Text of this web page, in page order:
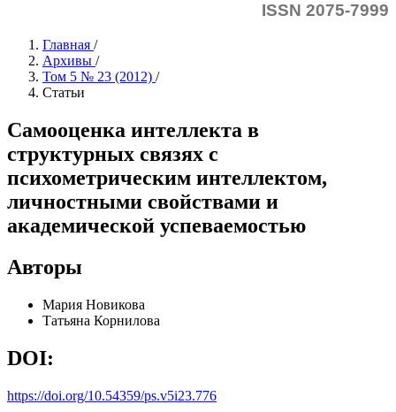
ISSN 2075-7999
Главная /
Архивы /
Том 5 № 23 (2012) /
Статьи
Самооценка интеллекта в
структурных связях с
психометрическим интеллектом,
личностными свойствами и
академической успеваемостью
Авторы
Мария Новикова
Татьяна Корнилова
DOI:
https://doi.org/10.54359/ps.v5i23.776